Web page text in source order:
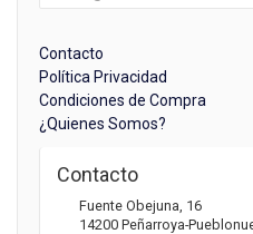
Contacto
Política Privacidad
Condiciones de Compra
¿Quienes Somos?
Contacto
Fuente Obejuna, 16
14200 Peñarroya-